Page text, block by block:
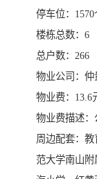
停车位：1570
楼栋总数：6
总户数：266
物业公司：仲
物业费：13.6
物业费描述：
周边配套：
范大学南山